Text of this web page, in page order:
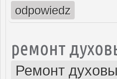
odpowiedz
ремонт
Ремонт